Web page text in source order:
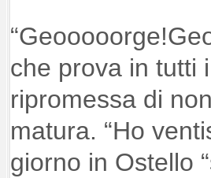
che prova in tutti
ripromessa di
matura. “Ho
giorno in Ostello